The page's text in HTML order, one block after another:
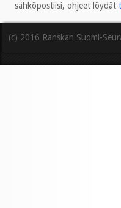
sähköpostiisi, ohjeet löydät
(c) 2016 Ranskan Suomi-